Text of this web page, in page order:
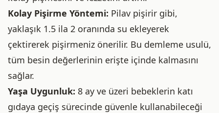
Kolay Pişirme Yöntemi: Pilav pişirir gibi,
yaklaşık 1.5 ila 2 oranında su ekleyerek
çektirerek pişirmeniz önerilir. Bu demleme usulü,
tüm besin değerlerinin erişte içinde kalmasını
sağlar.
Yaşa Uygunluk: 8 ay ve üzeri bebeklerin katı
gıdaya geçiş sürecinde güvenle kullanabileceği